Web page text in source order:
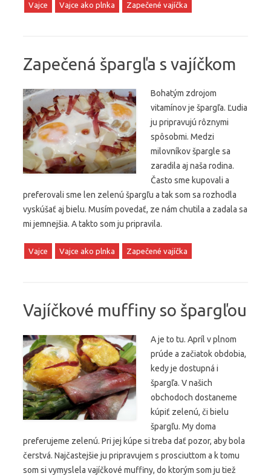
Vajce Vajce ako plnka Zapečené vajíčka
Zapečená špargľa s vajíčkom
Bohatým zdrojom
vitamínov je špargľa. Ľudia
ju pripravujú rôznymi
spôsobmi. Medzi
milovníkov špargle sa
zaradila aj naša rodina.
Často sme kupovali a
preferovali sme len zelenú špargľu a tak som sa rozhodla
vyskúšať aj bielu. Musím povedať, ze nám chutila a zadala sa
mi jemnejšia. A takto som ju pripravila.
Vajce Vajce ako plnka Zapečené vajíčka
Vajíčkové muffiny so špargľou
A je to tu. Apríl v plnom
prúde a začiatok obdobia,
kedy je dostupná i
špargľa. V našich
obchodoch dostaneme
kúpiť zelenú, či bielu
špargľu. My doma
preferujeme zelenú. Pri jej kúpe si treba dať pozor, aby bola
čerstvá. Najčastejšie ju pripravujem s prosciuttom a k tomu
som si vymyslela vajíčkové muffiny, do ktorým som ju tiež